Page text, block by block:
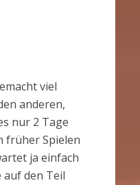
viel
anderen,
nur 2 Tage
früher Spielen
ja einfach
auf den Teil